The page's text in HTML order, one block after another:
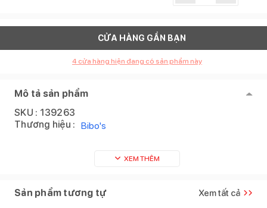
CỬA HÀNG GẦN BẠN
4 cửa hàng hiện đang có sản phẩm này
Mô tả sản phẩm
SKU : 139263
Thương hiệu : Bibo's
XEM THÊM
Sản phẩm tương tự Xem tất cả